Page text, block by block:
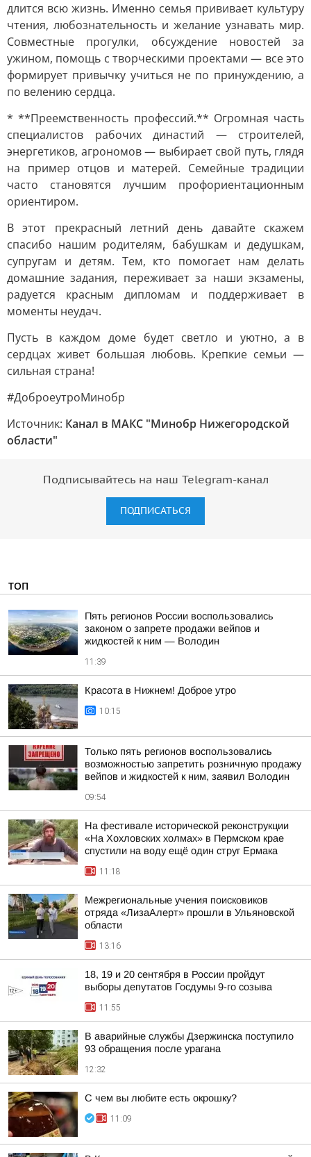
длится всю жизнь. Именно семья прививает культуру
чтения, любознательность и желание узнавать мир.
Совместные прогулки, обсуждение новостей за
ужином, помощь с творческими проектами — все это
формирует привычку учиться не по принуждению, а
по велению сердца.
* **Преемственность профессий.** Огромная часть
специалистов рабочих династий — строителей,
энергетиков, агрономов — выбирает свой путь, глядя
на пример отцов и матерей. Семейные традиции
часто становятся лучшим профориентационным
ориентиром.
В этот прекрасный летний день давайте скажем
спасибо нашим родителям, бабушкам и дедушкам,
супругам и детям. Тем, кто помогает нам делать
домашние задания, переживает за наши экзамены,
радуется красным дипломам и поддерживает в
моменты неудач.
Пусть в каждом доме будет светло и уютно, а в
сердцах живет большая любовь. Крепкие семьи —
сильная страна!
#ДоброеутроМинобр
Источник: Канал в МАКС "Минобр Нижегородской
области"
Подписывайтесь на наш Telegram-канал
ПОДПИСАТЬСЯ
ТОП
Пять регионов России воспользовались
законом о запрете продажи вейпов и
жидкостей к ним — Володин
11:39
Красота в Нижнем! Доброе утро
10:15
Только пять регионов воспользовались
возможностью запретить розничную продажу
вейпов и жидкостей к ним, заявил Володин
09:54
На фестивале исторической реконструкции
«На Хохловских холмах» в Пермском крае
спустили на воду ещё один струг Ермака
11:18
Межрегиональные учения поисковиков
отряда «ЛизаАлерт» прошли в Ульяновской
области
13:16
18, 19 и 20 сентября в России пройдут
выборы депутатов Госдумы 9-го созыва
11:55
В аварийные службы Дзержинска поступило
93 обращения после урагана
12:32
С чем вы любите есть окрошку?
11:09